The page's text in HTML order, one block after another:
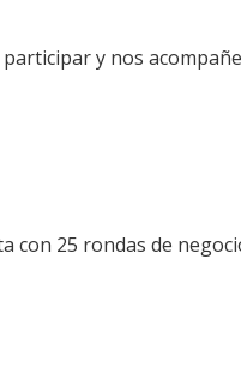
y nos
con 25 rondas de